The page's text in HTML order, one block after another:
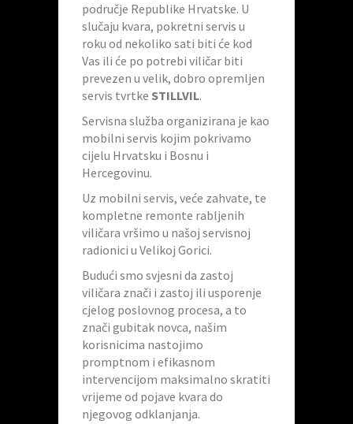
područje Republike Hrvatske. U
slučaju kvara, pokretni servis u
roku od nekoliko sati biti će kod
Vas ili će po potrebi viličar biti
prevezen u velik, dobro opremljen
servis tvrtke STILLVIL.
Servisna služba organizirana je kao
mobilni servis kojim pokrivamo
cijelu Hrvatsku i Bosnu i
Hercegovinu.
Uz mobilni servis, veće zahvate, te
kompletne remonte rabljenih
viličara vršimo u našoj servisnoj
radionici u Velikoj Gorici.
Budući smo svjesni da zastoj
viličara znači i zastoj ili usporenje
cjelog poslovnog procesa, a to
znači gubitak novca, našim
korisnicima nastojimo
promptnom i efikasnom
intervencijom maksimalno skratiti
vrijeme od pojave kvara do
njegovog odklanjanja.